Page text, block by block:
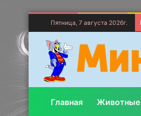
Пятница, 7 августа 2026г.
Главная Животные